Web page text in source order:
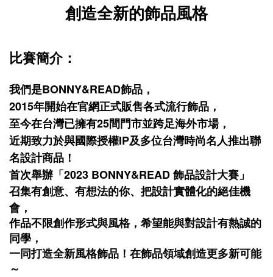
創造全新的飾品風格
比賽簡介：
我們是BONNY&READ飾品，
2015年開始在官網正式販售各式流行飾品，
至今在台灣已擁有25間門市並跨足海外市場，
近期致力於與國際授權IP及多位台灣時尚名人推出聯
名設計商品！
首次舉辦「2023 BONNY&READ 飾品設計大賽」
召集有創意、有想法的你、把設計實體化的絕佳機
會，
作品不限創作形式與風格，希望能與對設計有熱誠的
同學，
一同打造全新風格飾品！在飾品領域創造更多新可能
～